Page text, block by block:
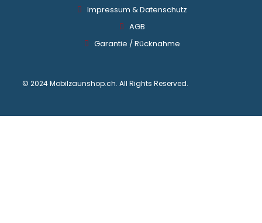
Impressum & Datenschutz
AGB
Garantie / Rücknahme
© 2024 Mobilzaunshop.ch. All Rights Reserved.